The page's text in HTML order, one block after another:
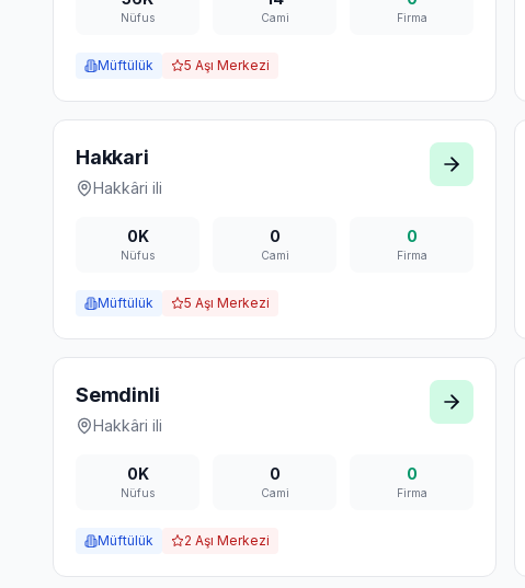
Nüfus Cami Firma
Müftülük 5 Aşı Merkezi
Hakkari
Hakkâri ili
0K
Nüfus
0
Cami
0
Firma
Müftülük 5 Aşı Merkezi
Semdinli
Hakkâri ili
0K
Nüfus
0
Cami
0
Firma
Müftülük 2 Aşı Merkezi